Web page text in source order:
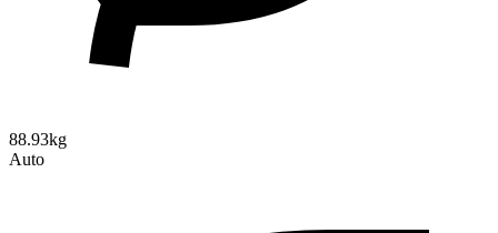
88.93kg
Auto